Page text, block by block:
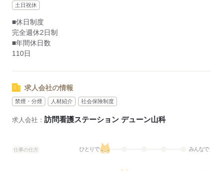
土日祝休
■休日制度
完全週休2日制
■年間休日数
110日
求人会社の情報
禁煙・分煙 人材紹介 社会保険制度
求人会社： 訪問看護ステーション デューン山科
仕事の仕方 ひとりで みんなで